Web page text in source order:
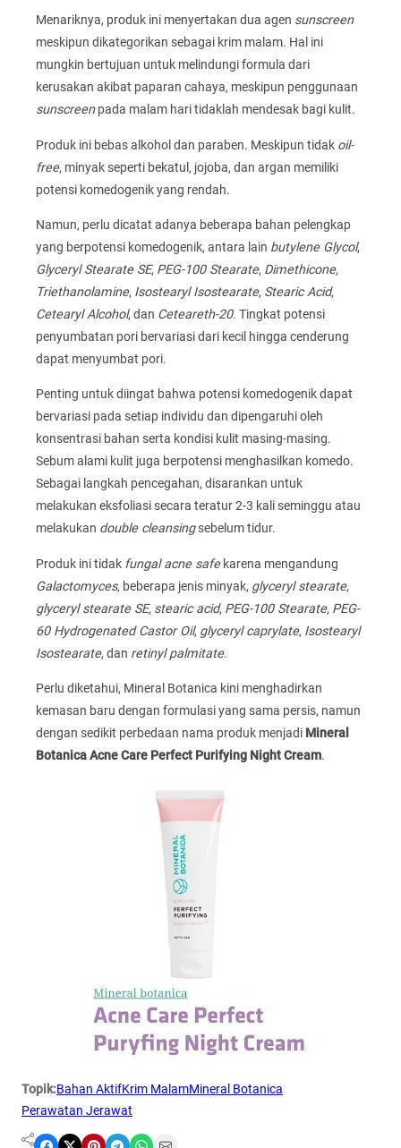
Menariknya, produk ini menyertakan dua agen sunscreen
meskipun dikategorikan sebagai krim malam. Hal ini
mungkin bertujuan untuk melindungi formula dari
kerusakan akibat paparan cahaya, meskipun penggunaan
sunscreenpada malam hari tidaklah mendesak bagi kulit.
Produk ini bebas alkohol dan paraben. Meskipun tidak oil-
free, minyak seperti bekatul, jojoba, dan argan memiliki
potensi komedogenik yang rendah.
Namun, perlu dicatat adanya beberapa bahan pelengkap
yang berpotensi komedogenik, antara lain butylene Glycol,
Glyceryl Stearate SE, PEG-100 Stearate, Dimethicone,
Triethanolamine, Isostearyl Isostearate, Stearic Acid,
Cetearyl Alcohol, dan Ceteareth-20. Tingkat potensi
penyumbatan pori bervariasi dari kecil hingga cenderung
dapat menyumbat pori.
Penting untuk diingat bahwa potensi komedogenik dapat
bervariasi pada setiap individu dan dipengaruhi oleh
konsentrasi bahan serta kondisi kulit masing-masing.
Sebum alami kulit juga berpotensi menghasilkan komedo.
Sebagai langkah pencegahan, disarankan untuk
melakukan eksfoliasi secara teratur 2-3 kali seminggu atau
melakukan double cleansingsebelum tidur.
Produk ini tidak fungal acne safekarena mengandung
Galactomyces, beberapa jenis minyak, glyceryl stearate,
glyceryl stearate SE, stearic acid, PEG-100 Stearate, PEG-
60 Hydrogenated Castor Oil, glyceryl caprylate, Isostearyl
Isostearate, dan retinyl palmitate.
Perlu diketahui, Mineral Botanica kini menghadirkan
kemasan baru dengan formulasi yang sama persis, namun
dengan sedikit perbedaan nama produk menjadi Mineral
Botanica Acne Care Perfect Purifying Night Cream.
Topik:Bahan AktifKrim MalamMineral Botanica
Perawatan Jerawat
Share on Facebook Share on X Share on Pinterest Share on Telegram Share on WhatsApp Share on Email